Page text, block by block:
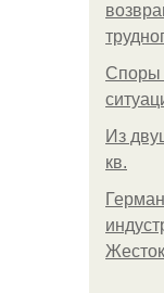
Споры
Из
кв.